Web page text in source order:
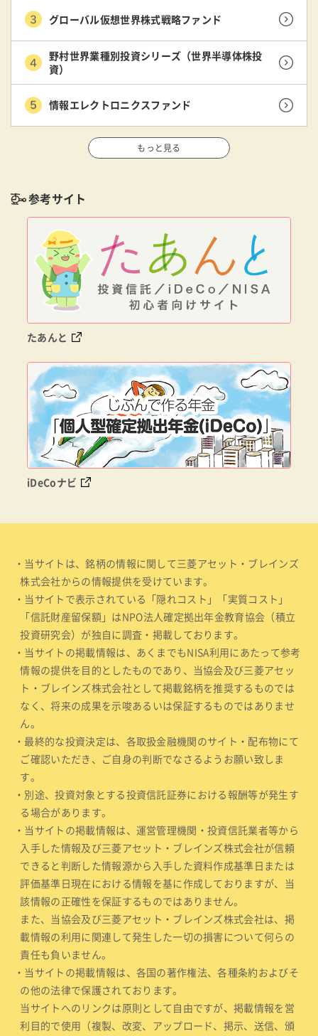
グローバル仮想世界株式戦略ファンド
野村世界業種別投資シリーズ（世界半導体株投
資）
情報エレクトロニクスファンド
もっと見る
参考サイト
たあんと
iDeCoナビ
・当サイトは、銘柄の情報に関して三菱アセット・ブレインズ
株式会社からの情報提供を受けています。
・当サイトで表示されている「隠れコスト」「実質コスト」
「信託財産留保額」はNPO法人確定拠出年金教育協会（積立
投資研究会）が独自に調査・掲載しております。
・当サイトの掲載情報は、あくまでもNISA利用にあたって参考
情報の提供を目的としたものであり、当協会及び三菱アセッ
ト・ブレインズ株式会社として掲載銘柄を推奨するものでは
なく、将来の成果を示唆あるいは保証するものではありませ
ん。
・最終的な投資決定は、各取扱金融機関のサイト・配布物にて
ご確認いただき、ご自身の判断でなさるようお願い致しま
す。
・別途、投資対象とする投資信託証券における報酬等が発生す
る場合があります。
・当サイトの掲載情報は、運営管理機関・投資信託業者等から
入手した情報及び三菱アセット・ブレインズ株式会社が信頼
できると判断した情報源から入手した資料作成基準日または
評価基準日現在における情報を基に作成しておりますが、当
該情報の正確性を保証するものではありません。
また、当協会及び三菱アセット・ブレインズ株式会社は、掲
載情報の利用に関連して発生した一切の損害について何らの
責任も負いません。
・当サイトの掲載情報は、各国の著作権法、各種条約およびそ
の他の法律で保護されております。
当サイトへのリンクは原則として自由ですが、掲載情報を営
利目的で使用（複製、改変、アップロード、掲示、送信、頒